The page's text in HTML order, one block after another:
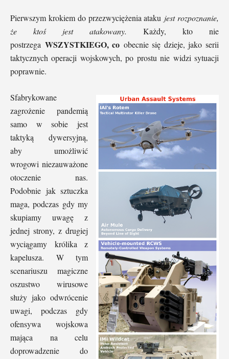
Pierwszym krokiem do przezwyciężenia ataku jest rozpoznanie,
że ktoś jest atakowany. Każdy, kto nie
postrzega WSZYSTKIEGO, co obecnie się dzieje, jako serii
taktycznych operacji wojskowych, po prostu nie widzi sytuacji
poprawnie.
Sfabrykowane
zagrożenie pandemią
samo w sobie jest
taktyką dywersyjną,
aby umożliwić
wrogowi niezauważone
otoczenie nas.
Podobnie jak sztuczka
maga, podczas gdy my
skupiamy uwagę z
jednej strony, z drugiej
wyciągamy królika z
kapelusza. W tym
scenariuszu magiczne
oszustwo wirusowe
służy jako odwrócenie
uwagi, podczas gdy
ofensywa wojskowa
mająca na celu
doprowadzenie do